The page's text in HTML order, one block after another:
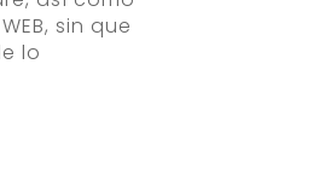
sin que
lo